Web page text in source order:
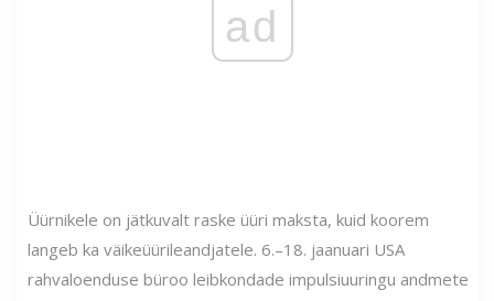
ad
Üürnikele on jätkuvalt raske üüri maksta, kuid koorem
langeb ka väikeüürileandjatele. 6.–18. jaanuari USA
rahvaloenduse büroo leibkondade impulsiuuringu andmete